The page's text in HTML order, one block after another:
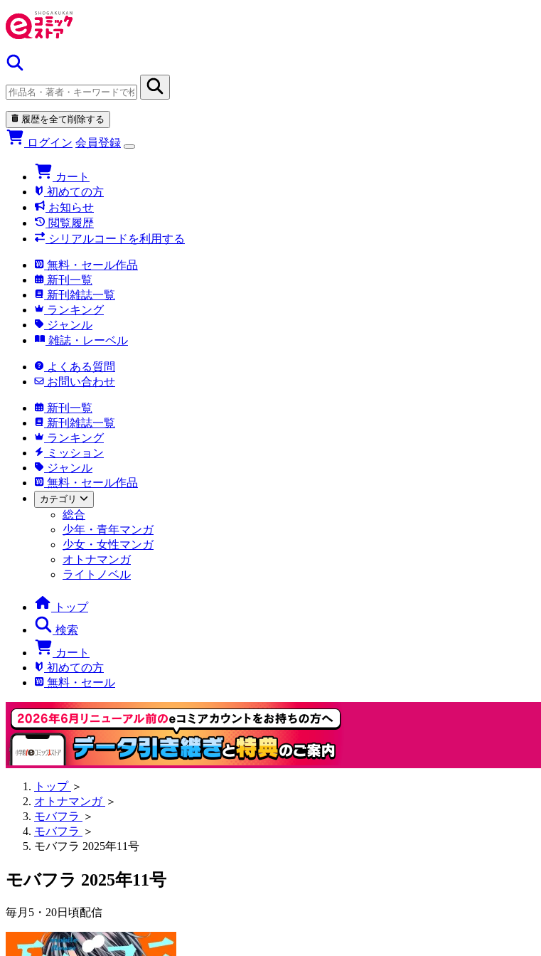
履歴を全て削除する
ログイン 会員登録
カート
初めての方
お知らせ
閲覧履歴
シリアルコードを利用する
無料・セール作品
新刊一覧
新刊雑誌一覧
ランキング
ジャンル
雑誌・レーベル
よくある質問
お問い合わせ
新刊一覧
新刊雑誌一覧
ランキング
ミッション
ジャンル
無料・セール作品
カテゴリ
総合
少年・青年マンガ
少女・女性マンガ
オトナマンガ
ライトノベル
トップ
検索
カート
初めての方
無料・セール
トップ ＞
オトナマンガ ＞
モバフラ ＞
モバフラ ＞
モバフラ 2025年11号
モバフラ 2025年11号
毎月5・20日頃配信